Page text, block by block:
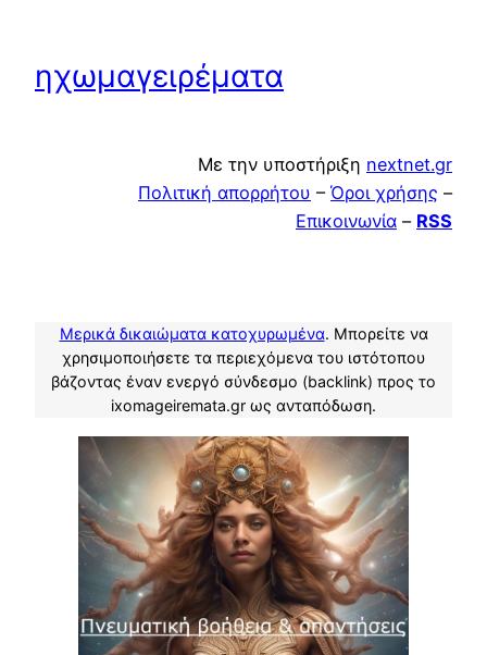
ηχωμαγειρέματα
Με την υποστήριξη nextnet.gr
Πολιτική απορρήτου – Όροι χρήσης –
Επικοινωνία – RSS
Μερικά δικαιώματα κατοχυρωμένα. Μπορείτε να
χρησιμοποιήσετε τα περιεχόμενα του ιστότοπου
βάζοντας έναν ενεργό σύνδεσμο (backlink) προς το
ixomageiremata.gr ως ανταπόδωση.